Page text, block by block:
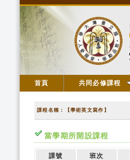
首頁 共同必修課程
課程名稱：【學術英文寫作】
當學期所開設課程
課號 班次